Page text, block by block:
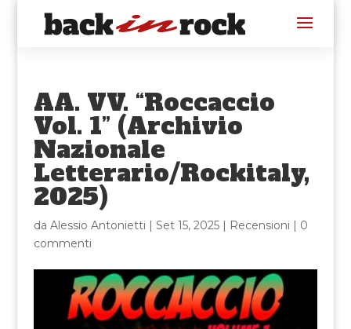
AA. VV. “Roccaccio
Vol. 1” (Archivio
Nazionale
Letterario/Rockitaly,
2025)
da Alessio Antonietti | Set 15, 2025| Recensioni | 0
commenti